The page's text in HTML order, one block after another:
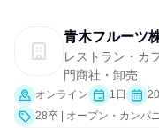
青木フルーツ
レストラン・カ
門商社・卸売
オンライン 1日
28卒 | オープン・カンパ